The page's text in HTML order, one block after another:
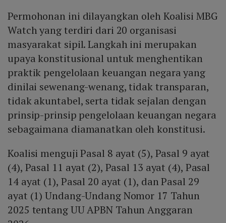
Permohonan ini dilayangkan oleh Koalisi MBG
Watch yang terdiri dari 20 organisasi
masyarakat sipil. Langkah ini merupakan
upaya konstitusional untuk menghentikan
praktik pengelolaan keuangan negara yang
dinilai sewenang-wenang, tidak transparan,
tidak akuntabel, serta tidak sejalan dengan
prinsip-prinsip pengelolaan keuangan negara
sebagaimana diamanatkan oleh konstitusi.
Koalisi menguji Pasal 8 ayat (5), Pasal 9 ayat
(4), Pasal 11 ayat (2), Pasal 13 ayat (4), Pasal
14 ayat (1), Pasal 20 ayat (1), dan Pasal 29
ayat (1) Undang-Undang Nomor 17 Tahun
2025 tentang UU APBN Tahun Anggaran